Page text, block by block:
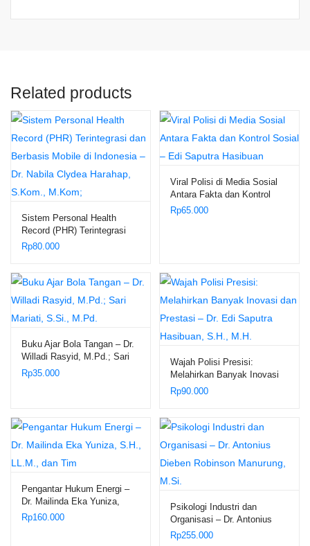
Related products
Sistem Personal Health
Record (PHR) Terintegrasi
dan Berbasis Mobile di
Rp80.000
Viral Polisi di Media Sosial
Antara Fakta dan Kontrol
Sosial – Edi Saputra
Rp65.000
Buku Ajar Bola Tangan – Dr.
Willadi Rasyid, M.Pd.; Sari
Mariati, S.Si., M.Pd.
Rp35.000
Wajah Polisi Presisi:
Melahirkan Banyak Inovasi
dan Prestasi – Dr. Edi
Saputra Hasibuan, S.H.,
Rp90.000
Pengantar Hukum Energi –
Dr. Mailinda Eka Yuniza,
S.H., LL.M., dan Tim
Rp160.000
Psikologi Industri dan
Organisasi – Dr. Antonius
Dieben Robinson Manurung,
Rp255.000